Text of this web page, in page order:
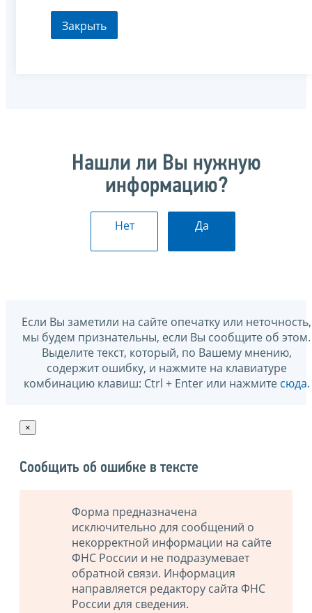
Закрыть
Нашли ли Вы нужную
информацию?
Нет Да
Если Вы заметили на сайте опечатку или неточность,
мы будем признательны, если Вы сообщите об этом.
Выделите текст, который, по Вашему мнению,
содержит ошибку, и нажмите на клавиатуре
комбинацию клавиш: Ctrl + Enter или нажмите сюда.
×
Сообщить об ошибке в тексте
Форма предназначена
исключительно для сообщений о
некорректной информации на сайте
ФНС России и не подразумевает
обратной связи. Информация
направляется редактору сайта ФНС
России для сведения.